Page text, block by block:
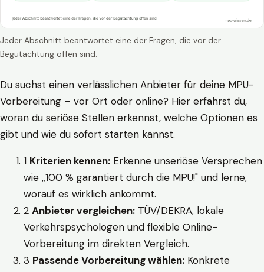
Jeder Abschnitt beantwortet eine der Fragen, die vor der
Begutachtung offen sind.
Du suchst einen verlässlichen Anbieter für deine MPU-
Vorbereitung – vor Ort oder online? Hier erfährst du,
woran du seriöse Stellen erkennst, welche Optionen es
gibt und wie du sofort starten kannst.
1 Kriterien kennen: Erkenne unseriöse Versprechen
wie „100 % garantiert durch die MPU!" und lerne,
worauf es wirklich ankommt.
2 Anbieter vergleichen: TÜV/DEKRA, lokale
Verkehrspsychologen und flexible Online-
Vorbereitung im direkten Vergleich.
3 Passende Vorbereitung wählen: Konkrete